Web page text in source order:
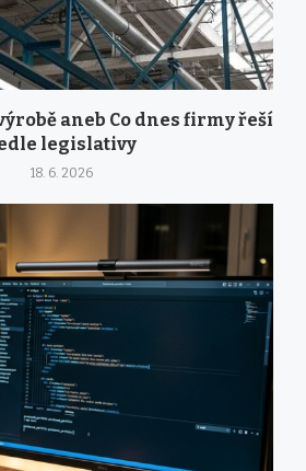
aneb Co dnes firmy řeší
legislativy
18. 6. 2026